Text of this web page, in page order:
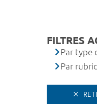
FILTRES
Par type
Par